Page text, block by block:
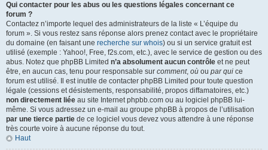
Qui contacter pour les abus ou les questions légales concernant ce
forum ?
Contactez n’importe lequel des administrateurs de la liste « L’équipe du
forum ». Si vous restez sans réponse alors prenez contact avec le propriétaire
du domaine (en faisant une recherche sur whois) ou si un service gratuit est
utilisé (exemple : Yahoo!, Free, f2s.com, etc.), avec le service de gestion ou des
abus. Notez que phpBB Limited n’a absolument aucun contrôle et ne peut
être, en aucun cas, tenu pour responsable sur comment, où ou par qui ce
forum est utilisé. Il est inutile de contacter phpBB Limited pour toute question
légale (cessions et désistements, responsabilité, propos diffamatoires, etc.)
non directement liée au site Internet phpbb.com ou au logiciel phpBB lui-
même. Si vous adressez un e-mail au groupe phpBB à propos de l’utilisation
par une tierce partie de ce logiciel vous devez vous attendre à une réponse
très courte voire à aucune réponse du tout.
Haut